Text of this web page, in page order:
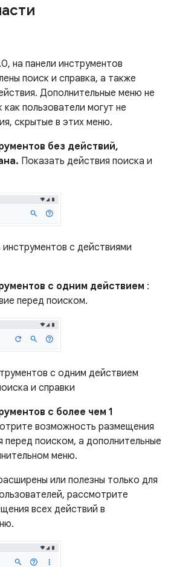
на панели инструментов
поиск и справка, а также
Дополнительные меню не
пользователи могут не
скрытые в этих меню.
без действий,
Показать действия поиска и
инструментов с действиями
с одним действием :
перед поиском.
с одним действием
и справки
с более чем 1
возможность размещения
перед поиском, а дополнительные
меню.
или полезны только для
рассмотрите
всех действий в